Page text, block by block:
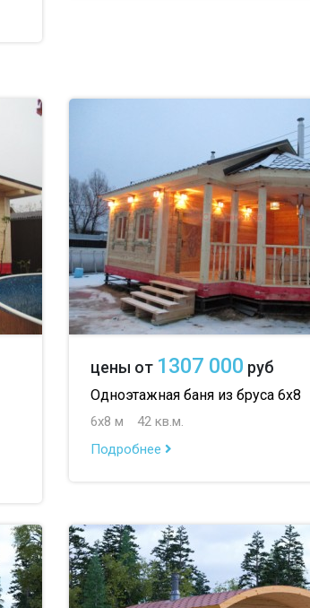
цены от 1307 000 руб
Одноэтажная баня из бруса 6х8
6х8 м
42 кв.м.
Подробнее